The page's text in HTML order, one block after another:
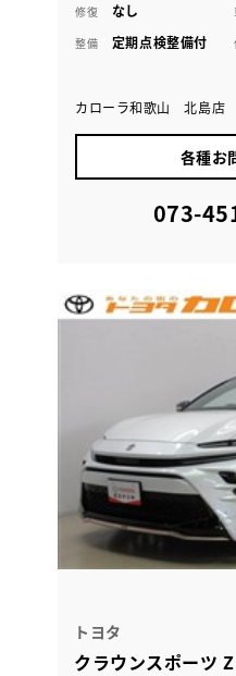
修復 なし
整備 定期点検整備付
カローラ和歌山 北島店
各種お
073-
トヨタ
クラウンスポーツ Z